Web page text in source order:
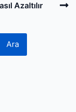
Azaltılır
Ara